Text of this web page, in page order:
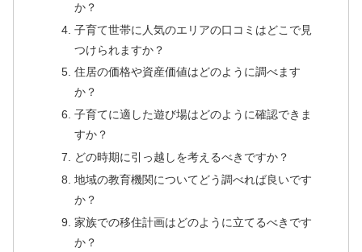
か？
子育て世帯に人気のエリアの口コミはどこで見
つけられますか？
住居の価格や資産価値はどのように調べます
か？
子育てに適した遊び場はどのように確認できま
すか？
どの時期に引っ越しを考えるべきですか？
地域の教育機関についてどう調べれば良いです
か？
家族での移住計画はどのように立てるべきです
か？